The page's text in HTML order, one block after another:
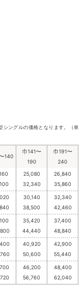
シングルの価格となります。（単
140
巾141〜
190
巾191〜
240
25,080
32,340
26,840
35,860
30,140
38,500
32,340
42,460
35,420
44,440
37,400
48,840
40,920
50,600
42,900
55,440
46,200
56,760
48,400
62,040